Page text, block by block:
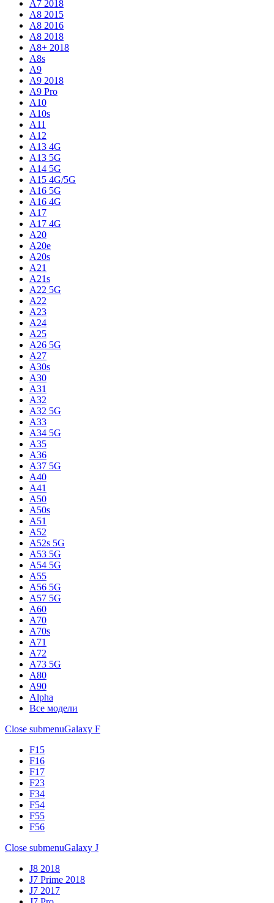
A7 2018
A8 2015
A8 2016
A8 2018
A8+ 2018
A8s
A9
A9 2018
A9 Pro
A10
A10s
A11
A12
A13 4G
A13 5G
A14 5G
A15 4G/5G
A16 5G
A16 4G
A17
A17 4G
A20
A20e
A20s
A21
A21s
A22 5G
A22
A23
A24
A25
A26 5G
A27
A30s
A30
A31
A32
A32 5G
A33
A34 5G
A35
A36
A37 5G
A40
A41
A50
A50s
A51
A52
A52s 5G
A53 5G
A54 5G
A55
A56 5G
A57 5G
A60
A70
A70s
A71
A72
A73 5G
A80
A90
Alpha
Все модели
Close submenuGalaxy F
F15
F16
F17
F23
F34
F54
F55
F56
Close submenuGalaxy J
J8 2018
J7 Prime 2018
J7 2017